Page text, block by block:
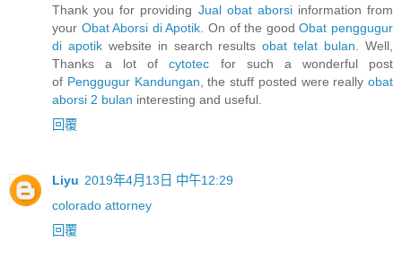
Thank you for providing Jual obat aborsiinformation from
your Obat Aborsi di Apotik . On of the goodObat penggugur
di apotikwebsite in search resultsobat telat bulan . Well,
Thanks a lot ofcytotec for such a wonderful post
of Penggugur Kandungan , the stuff posted were really obat
aborsi 2 bulan interesting and useful.
回覆
Liyu 2019年4月13日 中午12:29
colorado attorney
回覆